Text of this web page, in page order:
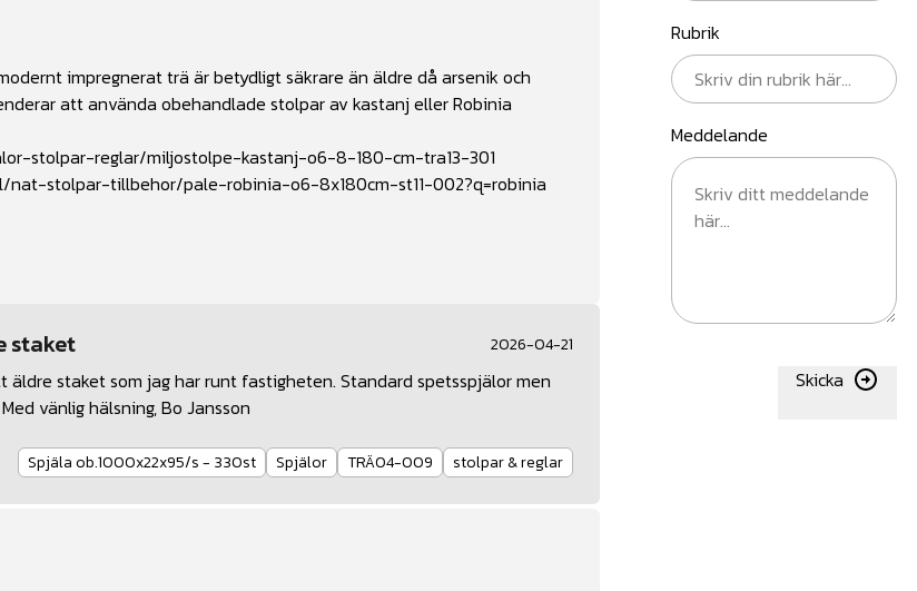
impregnerat trä är betydligt säkrare än äldre då arsenik och
att använda obehandlade stolpar av kastanj eller Robinia
stolpar-reglar/miljostolpe-kastanj-o6-8-180-cm-tra13-301
stolpar-tillbehor/pale-robinia-o6-8x180cm-st11-002?q=robinia
2026-04-21
staket
staket som jag har runt fastigheten. Standard spetsspjälor men
vänlig hälsning, Bo Jansson
Spjäla ob.1000x22x95/s - 330st Spjälor TRÄ04-009 stolpar & reglar
Rubrik
Meddelande
Skicka